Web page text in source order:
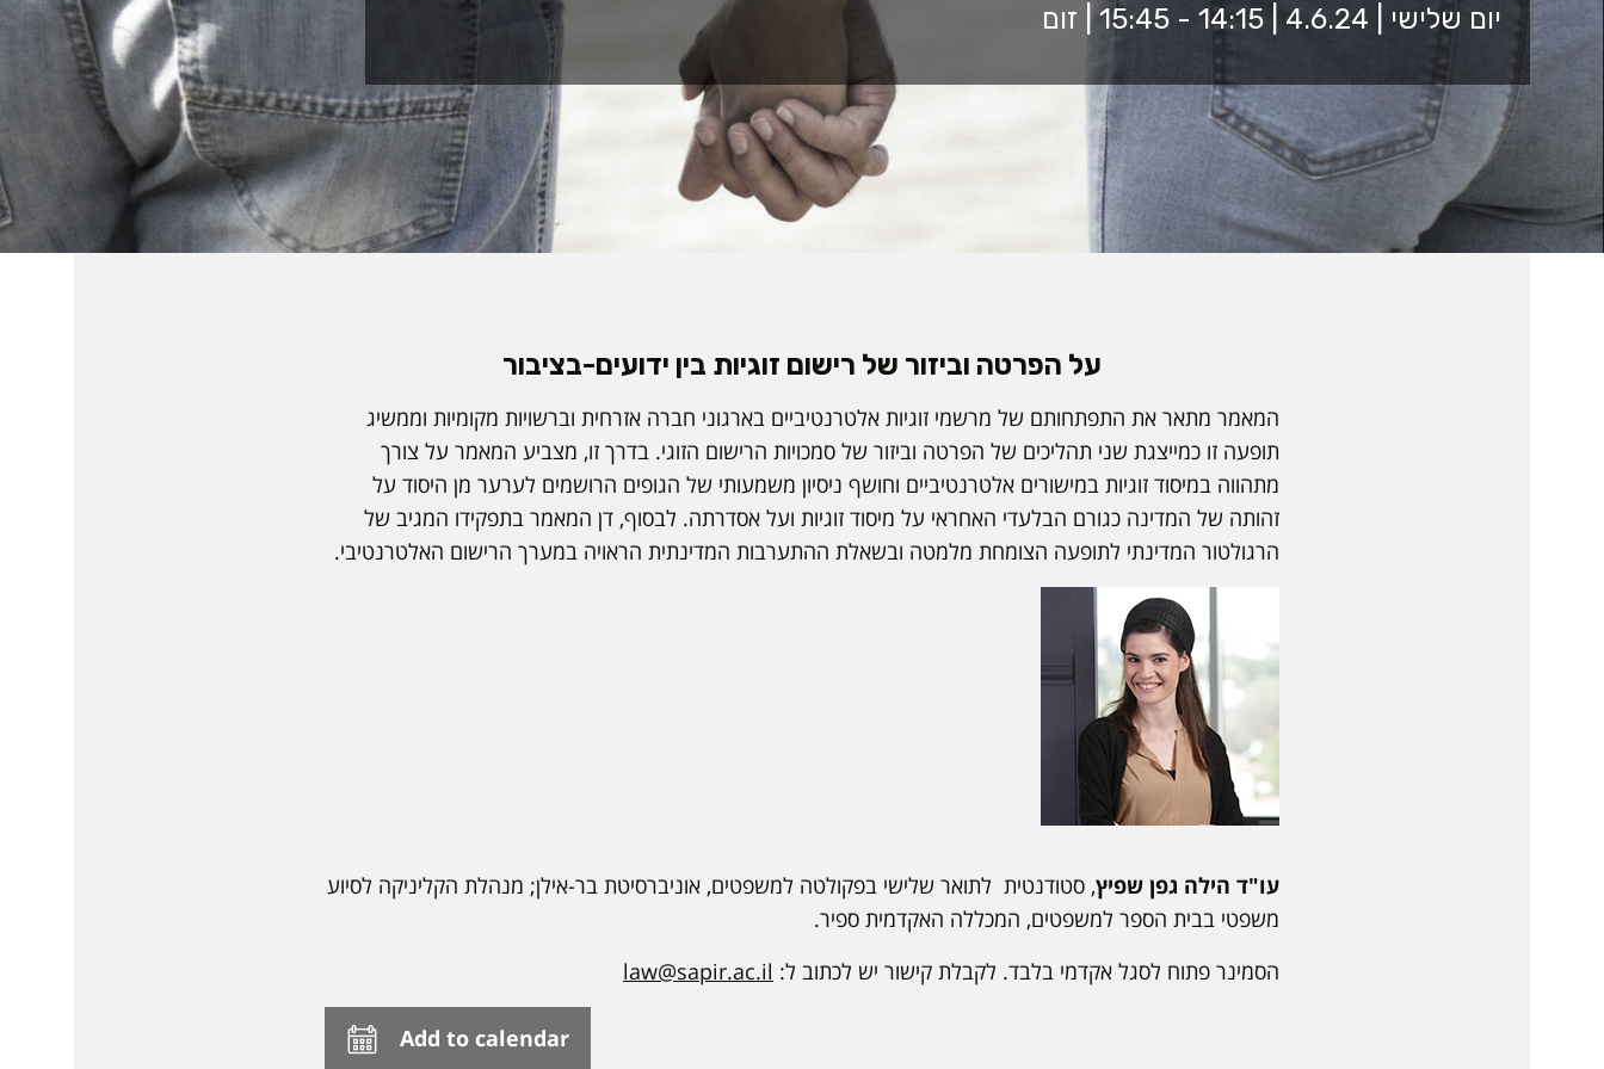
יום שלישי | 4.6.24 | 14:15 - 15:45 | זום
על הפרטה וביזור של רישום זוגיות בין ידועים-בציבור
המאמר מתאר את התפתחותם של מרשמי זוגיות אלטרנטיביים בארגוני חברה אזרחית וברשויות מקומיות וממשיג
תופעה זו כמייצגת שני תהליכים של הפרטה וביזור של סמכויות הרישום הזוגי. בדרך זו, מצביע המאמר על צורך
מתהווה במיסוד זוגיות במישורים אלטרנטיביים וחושף ניסיון משמעותי של הגופים הרושמים לערער מן היסוד על
זהותה של המדינה כגורם הבלעדי האחראי על מיסוד זוגיות ועל אסדרתה. לבסוף, דן המאמר בתפקידו המגיב של
הרגולטור המדינתי לתופעה הצומחת מלמטה ובשאלת ההתערבות המדינתית הראויה במערך הרישום האלטרנטיבי.
עו"ד הילה גפן שפיץ, סטודנטית לתואר שלישי בפקולטה למשפטים, אוניברסיטת בר-אילן; מנהלת הקליניקה לסיוע
משפטי בבית הספר למשפטים, המכללה האקדמית ספיר.
הסמינר פתוח לסגל אקדמי בלבד. לקבלת קישור יש לכתוב ל: law@sapir.ac.il
Add to calendar